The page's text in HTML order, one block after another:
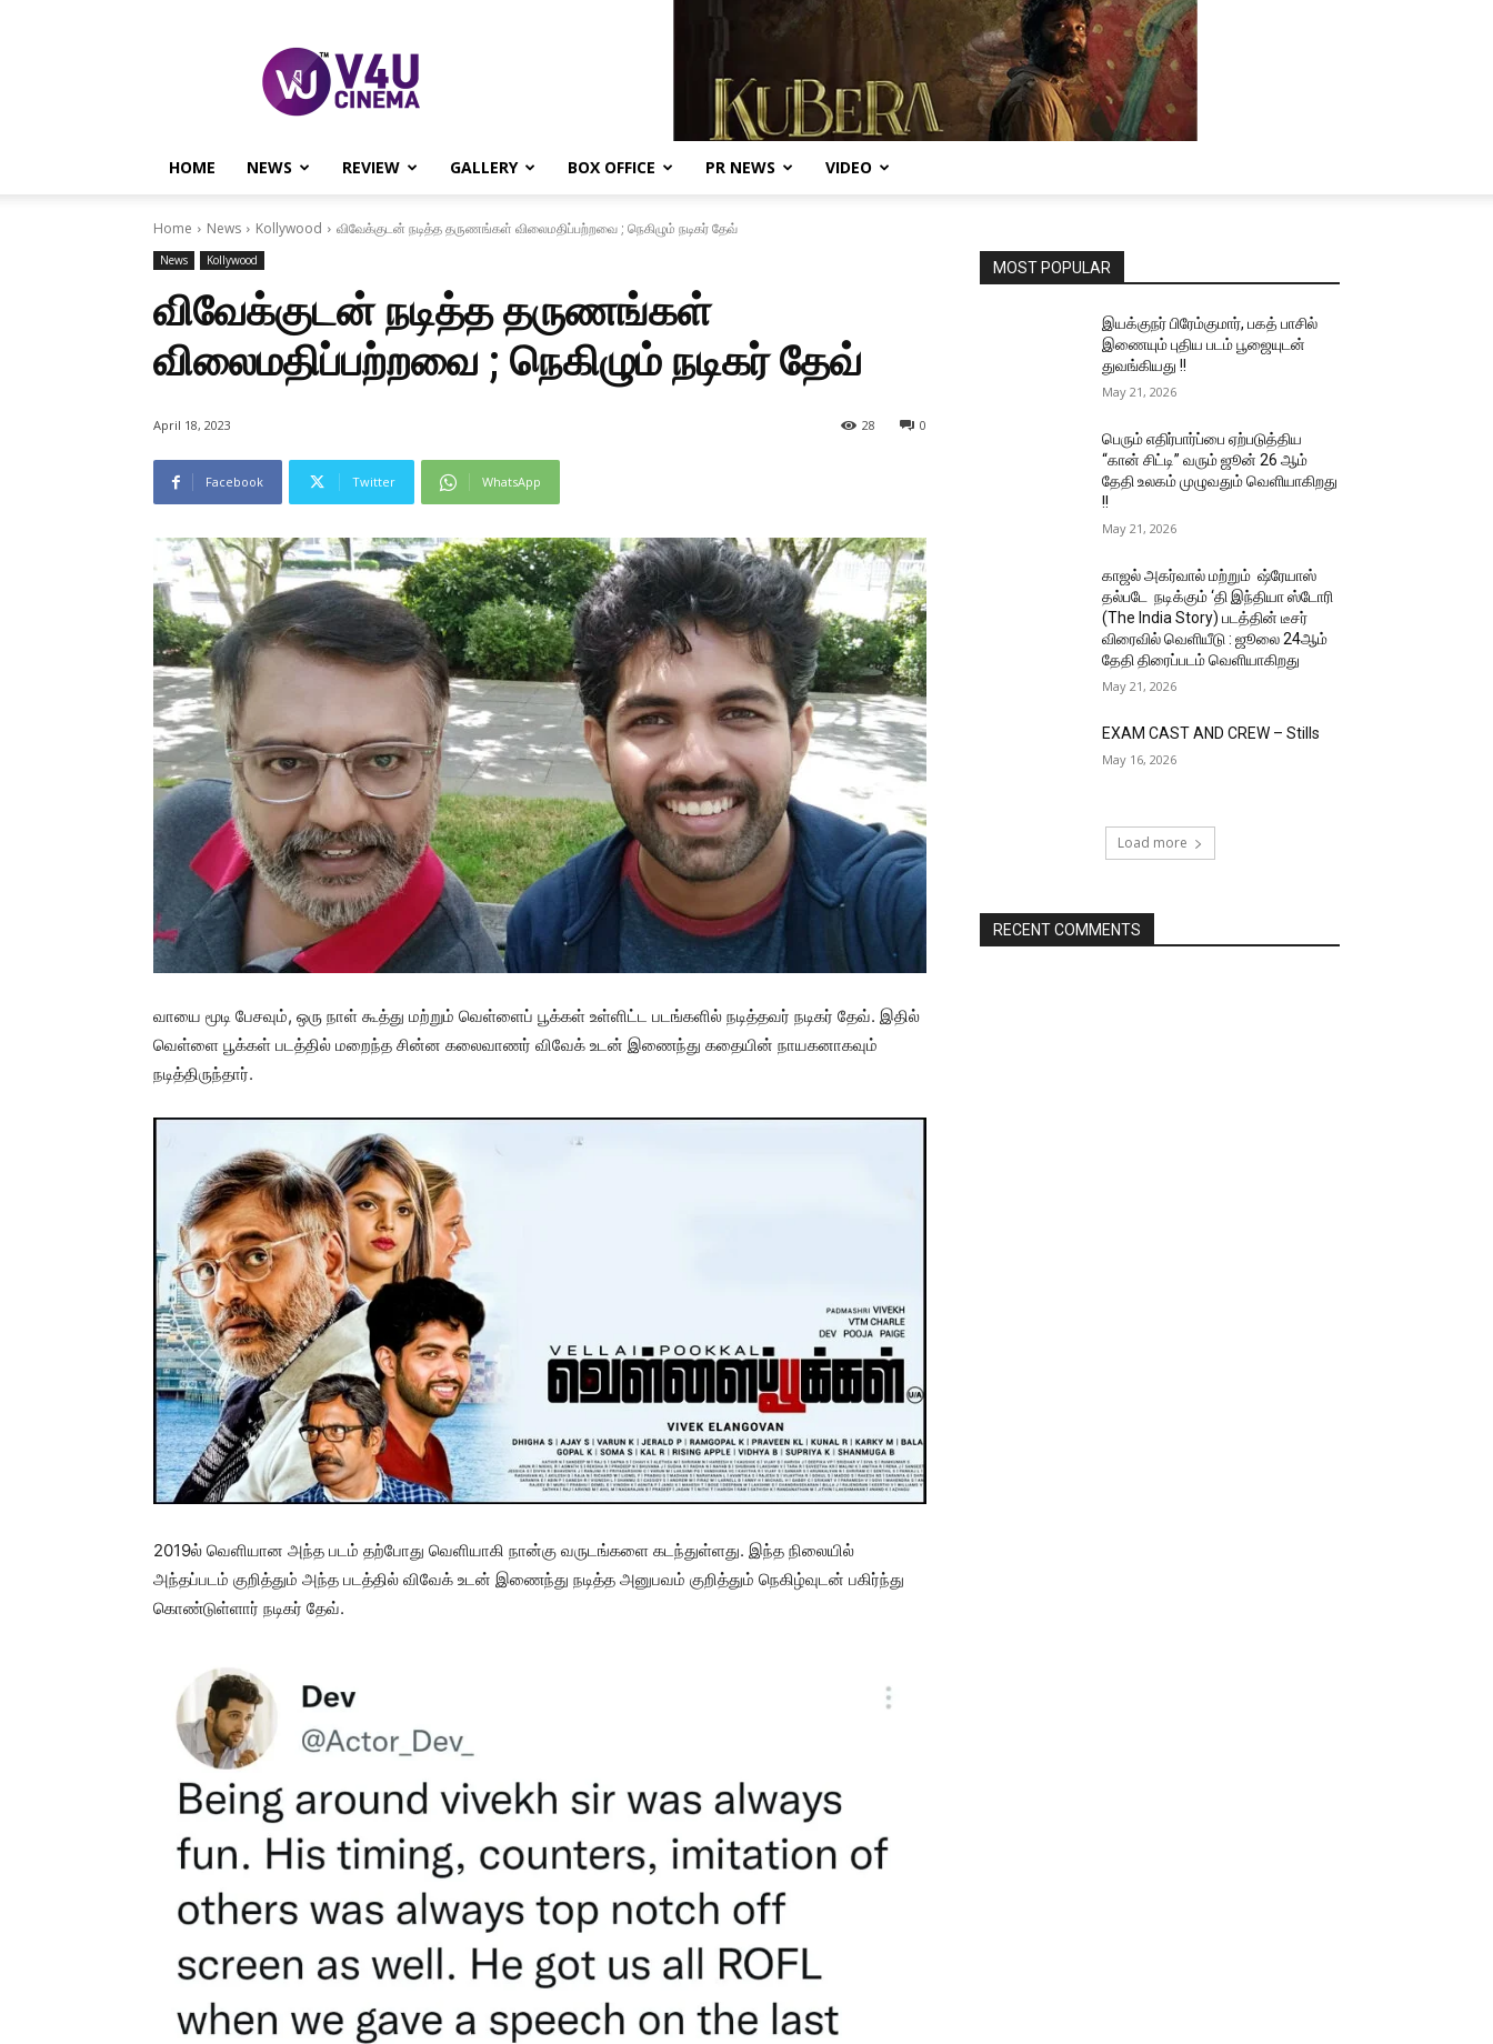
CINEMA
HOME NEWS REVIEW GALLERY BOX OFFICE PR NEWS VIDEO
Home News Kollywood விவேக்குடன் நடித்த தருணங்கள் விலைமதிப்பற்றவை ; நெகிழும் நடிகர் தேவ்
News Kollywood
விவேக்குடன் நடித்த தருணங்கள்
விலைமதிப்பற்றவை ; நெகிழும் நடிகர் தேவ்
April 18, 2023 0
28
Facebook Twitter WhatsApp
வாயை மூடி பேசவும், ஒரு நாள் கூத்து மற்றும் வெள்ளைப் பூக்கள் உள்ளிட்ட படங்களில் நடித்தவர் நடிகர் தேவ். இதில்
வெள்ளை பூக்கள் படத்தில் மறைந்த சின்ன கலைவாணர் விவேக் உடன் இணைந்து கதையின் நாயகனாகவும்
நடித்திருந்தார்.
2019ல் வெளியான அந்த படம் தற்போது வெளியாகி நான்கு வருடங்களை கடந்துள்ளது. இந்த நிலையில்
அந்தப்படம் குறித்தும் அந்த படத்தில் விவேக் உடன் இணைந்து நடித்த அனுபவம் குறித்தும் நெகிழ்வுடன் பகிர்ந்து
கொண்டுள்ளார் நடிகர் தேவ்.
MOST POPULAR
இயக்குநர் பிரேம்குமார், பகத் பாசில்
இணையும் புதிய படம் பூஜையுடன்
துவங்கியது !!
May 21, 2026
பெரும் எதிர்பார்ப்பை ஏற்படுத்திய
“கான் சிட்டி” வரும் ஜூன் 26 ஆம்
தேதி உலகம் முழுவதும் வெளியாகிறது
!!
May 21, 2026
காஜல் அகர்வால் மற்றும் ஷ்ரேயாஸ்
தல்படே நடிக்கும் ‘தி இந்தியா ஸ்டோரி
(The India Story) படத்தின் டீசர்
விரைவில் வெளியீடு : ஜூலை 24ஆம்
தேதி திரைப்படம் வெளியாகிறது
May 21, 2026
EXAM CAST AND CREW – Stills
May 16, 2026
Load more
RECENT COMMENTS